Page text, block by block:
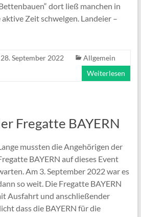
dort ließ manchen in
Zeit schwelgen. Landeier –
28. September 2022
Allgemein
Weiterlesen
Fregatte BAYERN
mussten die Angehörigen der
BAYERN auf dieses Event
Am 3. September 2022 war es
so weit. Die Fregatte BAYERN
Ausfahrt und anschließender
dass die BAYERN für die